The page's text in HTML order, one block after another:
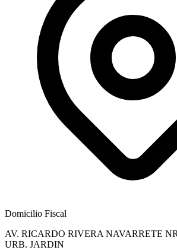
Domicilio Fiscal
AV. RICARDO RIVERA NAVARRETE
URB. JARDIN